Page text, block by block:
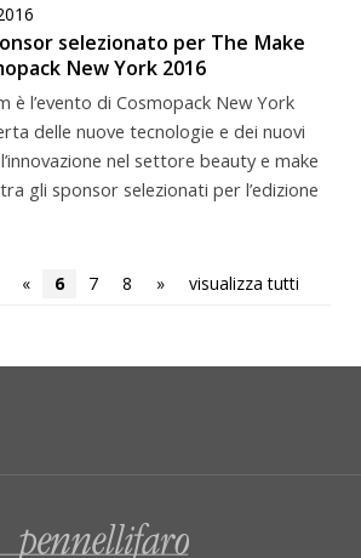
selezionato per The Make
New York 2016
è l’evento di Cosmopack New York
delle nuove tecnologie e dei nuovi
nel settore beauty e make
gli sponsor selezionati per l’edizione
« 6 7 8 » visualizza tutti